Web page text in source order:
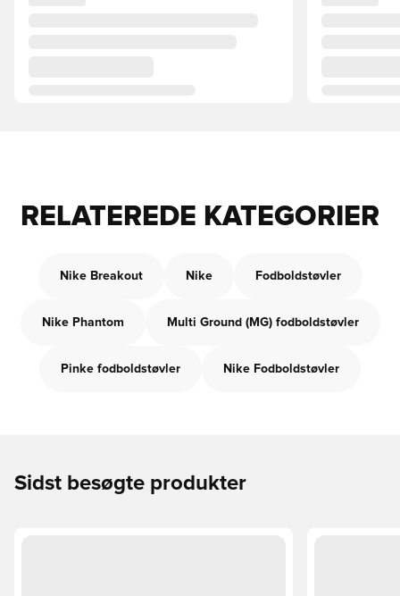
RELATEREDE KATEGORIER
Nike Breakout Nike Fodboldstøvler
Nike Phantom Multi Ground (MG) fodboldstøvler
Pinke fodboldstøvler Nike Fodboldstøvler
Sidst besøgte produkter